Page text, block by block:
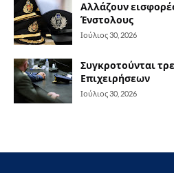
Αλλάζουν
Ένστολους
Ιούλιος 30, 2026
Συγκροτούνται
Επιχειρήσεων
Ιούλιος 30, 2026